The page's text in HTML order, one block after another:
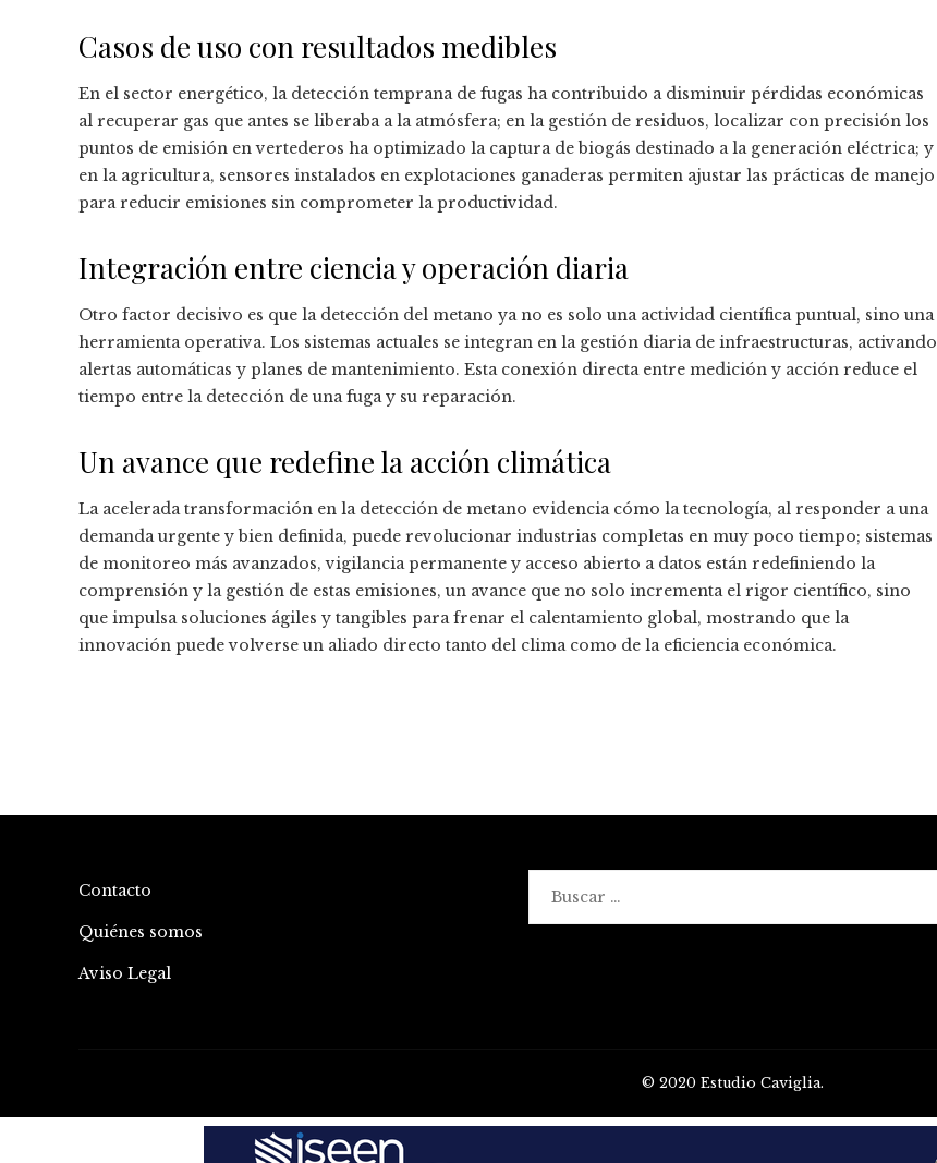
Casos de uso con resultados medibles
En el sector energético, la detección temprana de fugas ha contribuido a disminuir pérdidas económicas
al recuperar gas que antes se liberaba a la atmósfera; en la gestión de residuos, localizar con precisión los
puntos de emisión en vertederos ha optimizado la captura de biogás destinado a la generación eléctrica; y
en la agricultura, sensores instalados en explotaciones ganaderas permiten ajustar las prácticas de manejo
para reducir emisiones sin comprometer la productividad.
Integración entre ciencia y operación diaria
Otro factor decisivo es que la detección del metano ya no es solo una actividad científica puntual, sino una
herramienta operativa. Los sistemas actuales se integran en la gestión diaria de infraestructuras, activando
alertas automáticas y planes de mantenimiento. Esta conexión directa entre medición y acción reduce el
tiempo entre la detección de una fuga y su reparación.
Un avance que redefine la acción climática
La acelerada transformación en la detección de metano evidencia cómo la tecnología, al responder a una
demanda urgente y bien definida, puede revolucionar industrias completas en muy poco tiempo; sistemas
de monitoreo más avanzados, vigilancia permanente y acceso abierto a datos están redefiniendo la
comprensión y la gestión de estas emisiones, un avance que no solo incrementa el rigor científico, sino
que impulsa soluciones ágiles y tangibles para frenar el calentamiento global, mostrando que la
innovación puede volverse un aliado directo tanto del clima como de la eficiencia económica.
Contacto
Quiénes somos
Aviso Legal
© 2020 Estudio Caviglia.